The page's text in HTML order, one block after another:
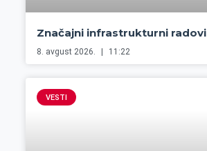
Značajni infrastrukturni radovi
8. avgust 2026. 11:22
VESTI